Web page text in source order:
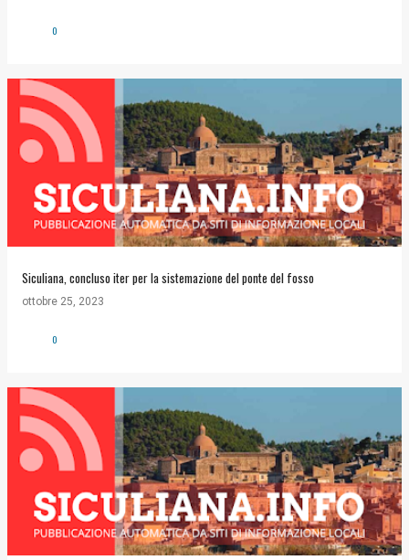
0
Siculiana, concluso iter per la sistemazione del ponte del fosso
ottobre 25, 2023
0